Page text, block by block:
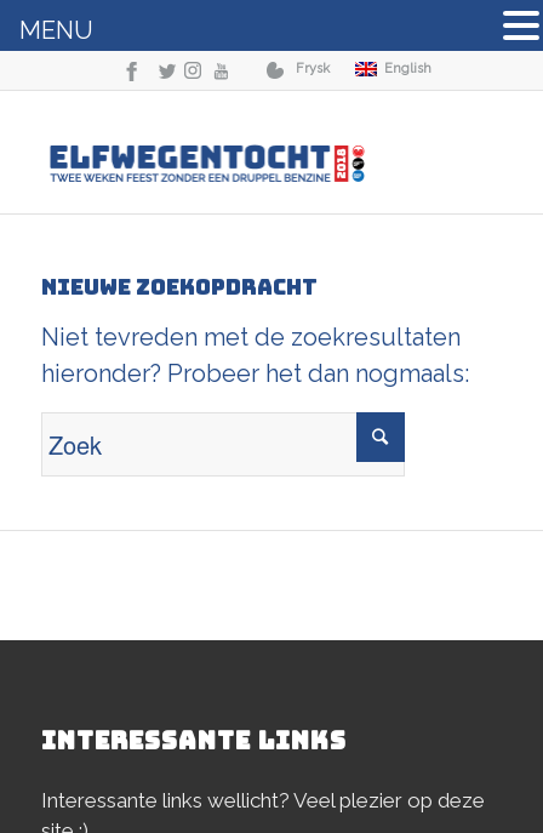
Frysk English
Nieuwe zoekopdracht
Niet tevreden met de zoekresultaten
hieronder? Probeer het dan nogmaals:
INTERESSANTE LINKS
Interessante links wellicht? Veel plezier op deze
MENU